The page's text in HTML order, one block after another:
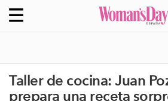
Taller de cocina: Juan
prepara una receta